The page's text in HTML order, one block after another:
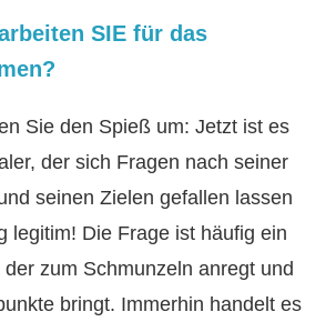
SIE für das
Sie den Spieß um: Jetzt ist es
der sich Fragen nach seiner
seinen Zielen gefallen lassen
legitim! Die Frage ist häufig ein
der zum Schmunzeln anregt und
bringt. Immerhin handelt es